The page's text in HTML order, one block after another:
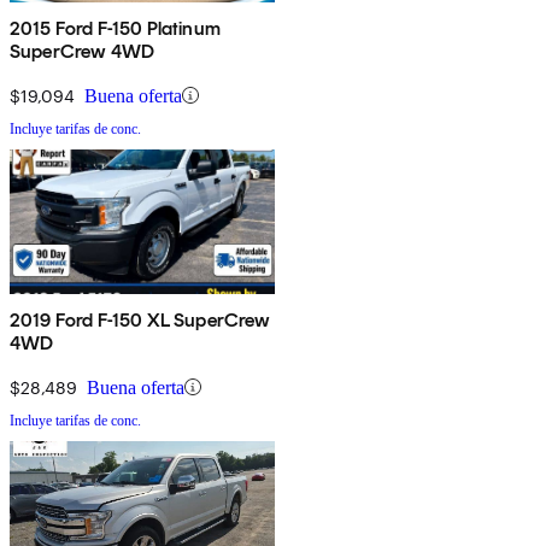
2015 Ford F-150 Platinum
SuperCrew 4WD
$19,094 Buena oferta
Incluye tarifas de conc.
2019 Ford F-150 XL SuperCrew
4WD
$28,489 Buena oferta
Incluye tarifas de conc.